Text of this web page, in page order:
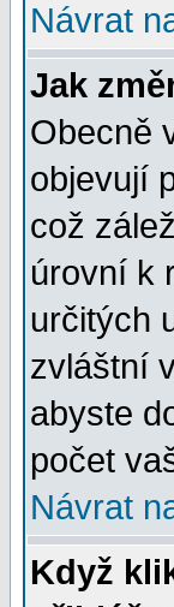
Návrat
Jak
Obecně
objevují
což
úrovní k
určitých
zvláštní
abyste
počet
Návrat
Když